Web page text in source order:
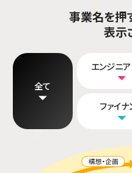
事業名を押
表示
全て
エンジニ
ファイナ